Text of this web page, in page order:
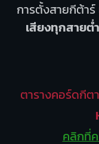
การตั้งสายกีต้าร์
เสียงทุกสายต่
ตารางคอร์ดกีต
คลิกที่